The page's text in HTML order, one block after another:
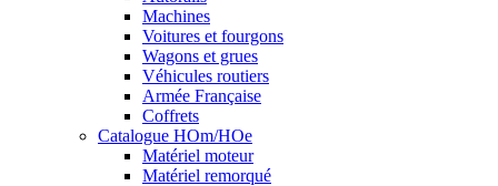
Machines
Voitures et fourgons
Wagons et grues
Véhicules routiers
Armée Française
Coffrets
Catalogue HOm/HOe
Matériel moteur
Matériel remorqué